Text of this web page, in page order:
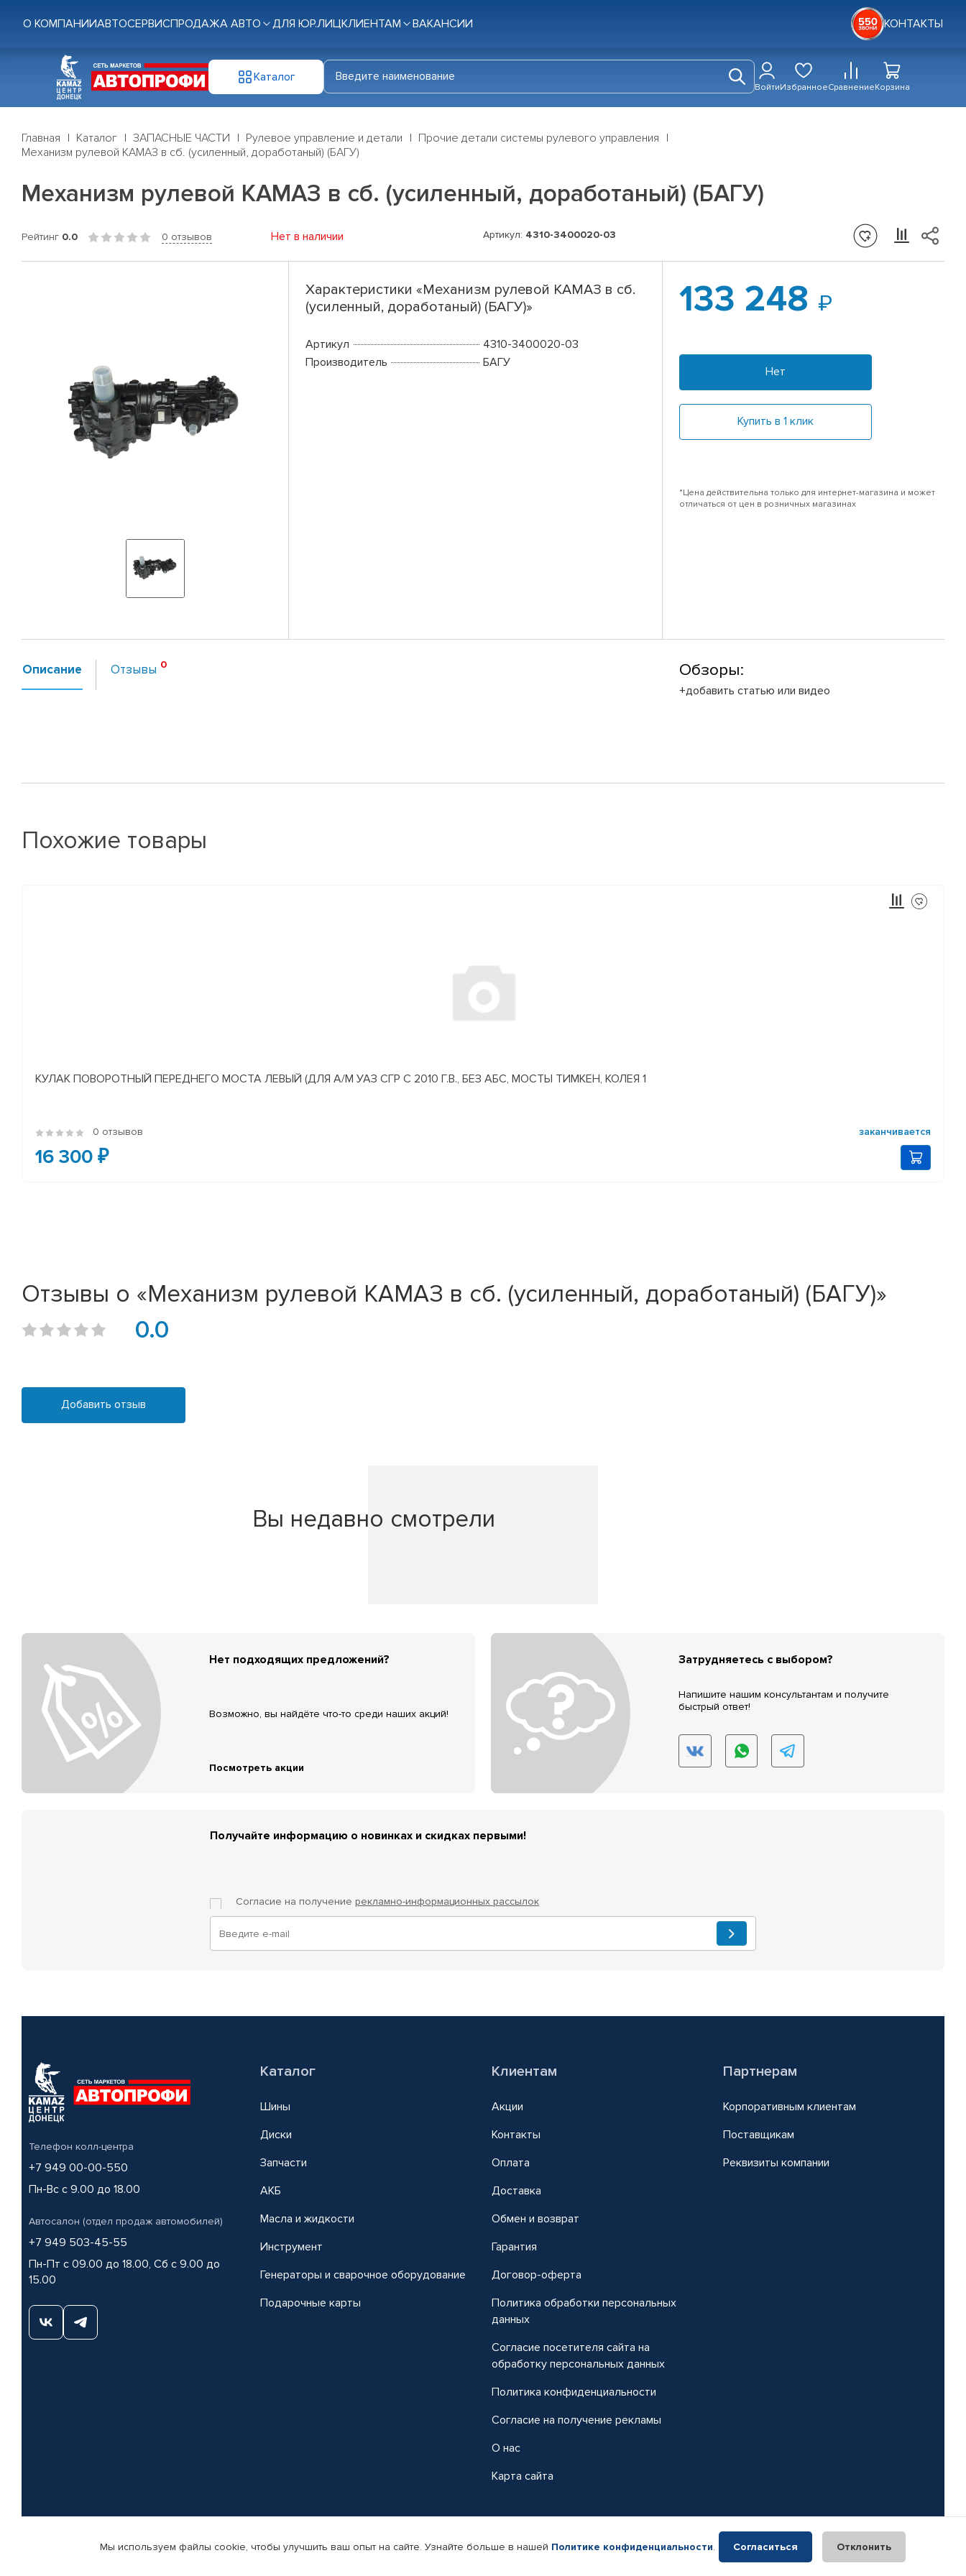
О КОМПАНИИАВТОСЕРВИСПРОДАЖА АВТО ДЛЯ ЮР.ЛИЦКЛИЕНТАМ ВАКАНСИИ КОНТАКТЫ
Каталог
ВойтиИзбранноеСравнениеКорзина
Главная Каталог ЗАПАСНЫЕ ЧАСТИ Рулевое управление и детали
Прочие детали системы рулевого управления
Механизм рулевой КАМАЗ в сб. (усиленный, доработаный) (БАГУ)
Механизм рулевой КАМАЗ в сб. (усиленный, доработаный) (БАГУ)
Рейтинг 0.0 0 отзывов Нет в наличии Артикул: 4310-3400020-03
Характеристики «Механизм рулевой КАМАЗ в сб.
(усиленный, доработаный) (БАГУ)»
Артикул
4310-3400020-03
Производитель
БАГУ
133 248
Нет
Купить в 1 клик
*Цена действительна только для интернет-магазина и может
отличаться от цен в розничных магазинах
Описание Отзывы Обзоры:
+добавить статью или видео
Похожие товары
КУЛАК ПОВОРОТНЫЙ ПЕРЕДНЕГО МОСТА ЛЕВЫЙ (ДЛЯ А/М УАЗ СГР С 2010 Г.В., БЕЗ АБС, МОСТЫ ТИМКЕН, КОЛЕЯ 1
0 отзывов заканчивается
16 300 ₽
Отзывы о «Механизм рулевой КАМАЗ в сб. (усиленный, доработаный) (БАГУ)»
0.0
Добавить отзыв
Вы недавно смотрели
Нет подходящих предложений?
Возможно, вы найдёте что-то среди наших акций!
Посмотреть акции
Затрудняетесь с выбором?
Напишите нашим консультантам и получите
быстрый ответ!
Получайте информацию о новинках и скидках первыми!
Согласие на получение рекламно-информационных рассылок
Телефон колл-центра
+7 949 00-00-550
Пн-Вс с 9.00 до 18.00
Автосалон (отдел продаж автомобилей)
+7 949 503-45-55
Пн-Пт с 09.00 до 18.00, Сб с 9.00 до
15.00
Каталог
Шины
Диски
Запчасти
АКБ
Масла и жидкости
Инструмент
Генераторы и сварочное оборудование
Подарочные карты
Клиентам
Акции
Контакты
Оплата
Доставка
Обмен и возврат
Гарантия
Договор-оферта
Политика обработки персональных
данных
Согласие посетителя сайта на
обработку персональных данных
Политика конфиденциальности
Согласие на получение рекламы
О нас
Карта сайта
Партнерам
Корпоративным клиентам
Поставщикам
Реквизиты компании
© КАМАЗ ЦЕНТР ДОНЕЦК, 2015-2026. Все права защищены. Интернет-магазин автомобильных товаров Автопрофи.
Мы используем файлы cookie, чтобы улучшить ваш опыт на сайте. Узнайте больше в нашей Политике конфиденциальности. Согласиться Отклонить